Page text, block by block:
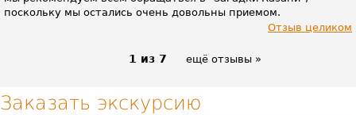
поскольку мы остались очень довольны приемом.
Отзыв целиком
1 из 7 ещё отзывы »
Заказать экскурсию